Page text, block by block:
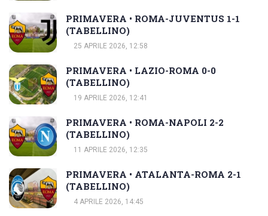
PRIMAVERA • ROMA-JUVENTUS 1-1
(TABELLINO)
25 APRILE 2026, 12:58
PRIMAVERA • LAZIO-ROMA 0-0
(TABELLINO)
19 APRILE 2026, 12:41
PRIMAVERA • ROMA-NAPOLI 2-2
(TABELLINO)
11 APRILE 2026, 12:35
PRIMAVERA • ATALANTA-ROMA 2-1
(TABELLINO)
4 APRILE 2026, 14:45